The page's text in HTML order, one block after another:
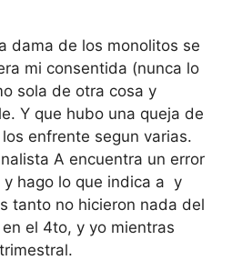
dama de los monolitos se
mi consentida (nunca lo
sola de otra cosa y
Y que hubo una queja de
enfrente segun varias.
A encuentra un error
y hago lo que indica a y
tanto no hicieron nada del
el 4to, y yo mientras